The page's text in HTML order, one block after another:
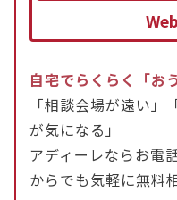
28日までの期間に局
ト工場で作業し、そ
ん、中皮腫、びまん
害を被り、かつ、提
間内であることです
Web
自宅でらくらく「お
「相談会場が遠い」
が気になる」
アディーレならお電
からでも気軽に無料